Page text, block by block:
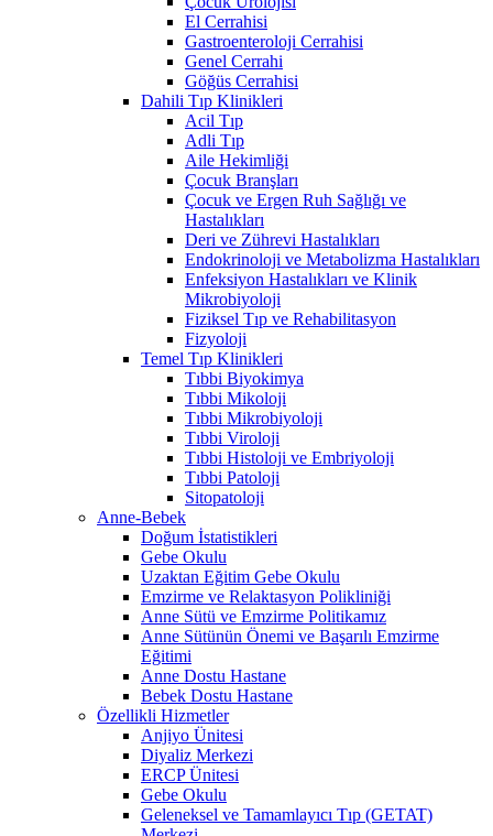
El Cerrahisi
Gastroenteroloji Cerrahisi
Genel Cerrahi
Göğüs Cerrahisi
Dahili Tıp Klinikleri
Acil Tıp
Adli Tıp
Aile Hekimliği
Çocuk Branşları
Çocuk ve Ergen Ruh Sağlığı ve
Hastalıkları
Deri ve Zührevi Hastalıkları
Endokrinoloji ve Metabolizma Hastalıkları
Enfeksiyon Hastalıkları ve Klinik
Mikrobiyoloji
Fiziksel Tıp ve Rehabilitasyon
Fizyoloji
Temel Tıp Klinikleri
Tıbbi Biyokimya
Tıbbi Mikoloji
Tıbbi Mikrobiyoloji
Tıbbi Viroloji
Tıbbi Histoloji ve Embriyoloji
Tıbbi Patoloji
Sitopatoloji
Anne-Bebek
Doğum İstatistikleri
Gebe Okulu
Uzaktan Eğitim Gebe Okulu
Emzirme ve Relaktasyon Polikliniği
Anne Sütü ve Emzirme Politikamız
Anne Sütünün Önemi ve Başarılı Emzirme
Eğitimi
Anne Dostu Hastane
Bebek Dostu Hastane
Özellikli Hizmetler
Anjiyo Ünitesi
Diyaliz Merkezi
ERCP Ünitesi
Gebe Okulu
Geleneksel ve Tamamlayıcı Tıp (GETAT)